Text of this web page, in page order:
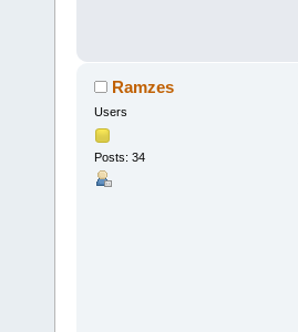
Ramzes
Users
Posts: 34